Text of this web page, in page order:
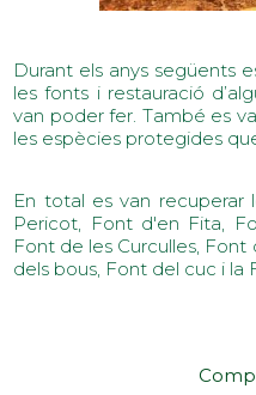
Durant els anys següents
les fonts i restauració
van poder fer. També es
les espècies protegides
En total es van
Pericot, Font d'en Fita,
Font de les Curculles,
dels bous, Font del cuc i la